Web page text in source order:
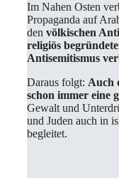
Im Nahen Osten
Propaganda auf
den völkischen
religiös
Antisemitismus
Daraus folgt: Auch
schon immer eine
Gewalt und
und Juden auch in
begleitet.